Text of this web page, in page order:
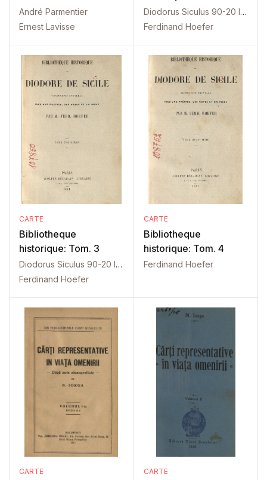
André Parmentier
Ernest Lavisse
Diodorus Siculus 90-20 I. Ch.
Ferdinand Hoefer
CARTE
Bibliotheque
historique: Tom. 3
Diodorus Siculus 90-20 I. Ch.
Ferdinand Hoefer
CARTE
Bibliotheque
historique: Tom. 4
Ferdinand Hoefer
CARTE CARTE